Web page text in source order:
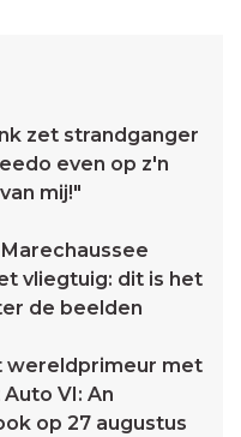
zet strandganger
even op z'n
mij!"
vliegtuig: dit is het
de beelden
wereldprimeur met
VI: An
op 27 augustus